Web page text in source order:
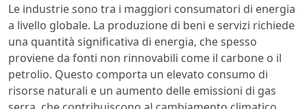
Le industrie sono tra i maggiori consumatori di energia
a livello globale. La produzione di beni e servizi richiede
una quantità significativa di energia, che spesso
proviene da fonti non rinnovabili come il carbone o il
petrolio. Questo comporta un elevato consumo di
risorse naturali e un aumento delle emissioni di gas